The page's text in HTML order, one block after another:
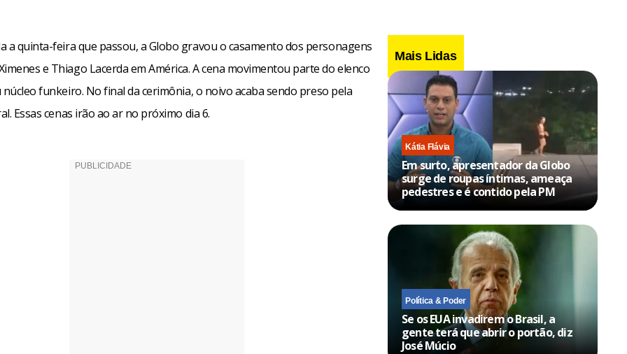
a quinta-feira que passou, a Globo gravou o casamento dos personagens
e Thiago Lacerda em América. A cena movimentou parte do elenco
funkeiro. No final da cerimônia, o noivo acaba sendo preso pela
Essas cenas irão ao ar no próximo dia 6.
Mais Lidas
Kátia Flávia
Em surto, apresentador da Globo
surge de roupas íntimas, ameaça
pedestres e é contido pela PM
Política & Poder
Se os EUA invadirem o Brasil, a
gente terá que abrir o portão, diz
José Múcio